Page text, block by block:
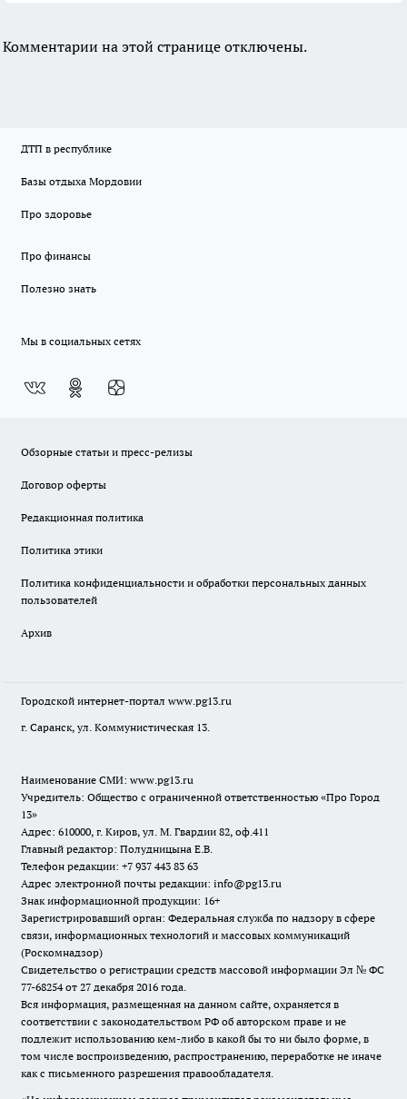
Комментарии на этой странице отключены.
ДТП в республике
Базы отдыха Мордовии
Про здоровье
Про финансы
Полезно знать
Мы в социальных сетях
Обзорные статьи и пресс-релизы
Договор оферты
Редакционная политика
Политика этики
Политика конфиденциальности и обработки персональных данных
пользователей
Архив
Городской интернет-портал www.pg13.ru
г. Саранск, ул. Коммунистическая 13.
Наименование СМИ: www.pg13.ru
Учредитель: Общество с ограниченной ответственностью «Про Город
13»
Адрес: 610000, г. Киров, ул. М. Гвардии 82, оф.411
Главный редактор: Полудницына Е.В.
Телефон редакции: +7 937 443 83 63
Адрес электронной почты редакции: info@pg13.ru
Знак информационной продукции: 16+
Зарегистрировавший орган: Федеральная служба по надзору в сфере
связи, информационных технологий и массовых коммуникаций
(Роскомнадзор)
Свидетельство о регистрации средств массовой информации Эл № ФС
77-68254 от 27 декабря 2016 года.
Вся информация, размещенная на данном сайте, охраняется в
соответствии с законодательством РФ об авторском праве и не
подлежит использованию кем-либо в какой бы то ни было форме, в
том числе воспроизведению, распространению, переработке не иначе
как с письменного разрешения правообладателя.